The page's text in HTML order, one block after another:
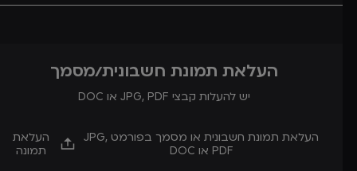
העלאת תמונת חשבונית/מסמך
יש להעלות קבצי JPG, PDF או DOC
העלאת תמונת חשבונית או מסמך בפורמט JPG,
PDF או DOC
העלאת
תמונה